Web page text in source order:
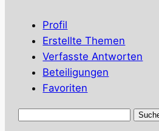
Profil
Erstellte Themen
Verfasste Antworten
Beteiligungen
Favoriten
Themen